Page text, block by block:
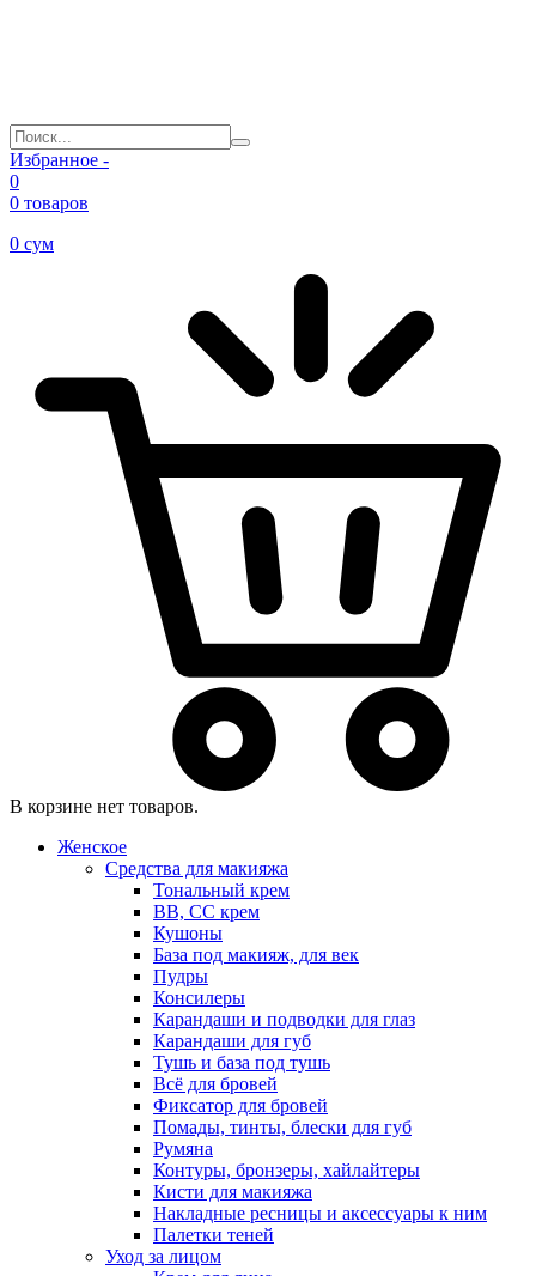
Избранное -
0
0 товаров
0 сум
В корзине нет товаров.
Женское
Средства для макияжа
Тональный крем
BB, CC крем
Кушоны
База под макияж, для век
Пудры
Консилеры
Карандаши и подводки для глаз
Карандаши для губ
Тушь и база под тушь
Всё для бровей
Фиксатор для бровей
Помады, тинты, блески для губ
Румяна
Контуры, бронзеры, хайлайтеры
Кисти для макияжа
Накладные ресницы и аксессуары к ним
Палетки теней
Уход за лицом